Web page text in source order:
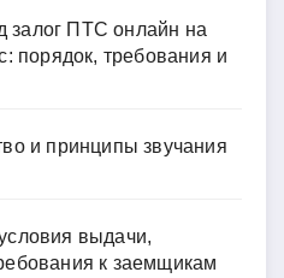
ПТС онлайн на
порядок, требования и
и принципы звучания
выдачи,
к заемщикам